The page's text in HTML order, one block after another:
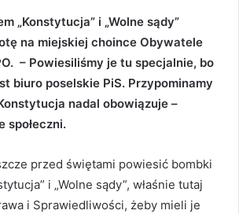
„Konstytucja” i „Wolne sądy”
na miejskiej choince Obywatele
– Powiesiliśmy je tu specjalnie, bo
biuro poselskie PiS. Przypominamy
nadal obowiązuje –
społeczni.
przed świętami powiesić bombki
i „Wolne sądy”, właśnie tutaj
i Sprawiedliwości, żeby mieli je